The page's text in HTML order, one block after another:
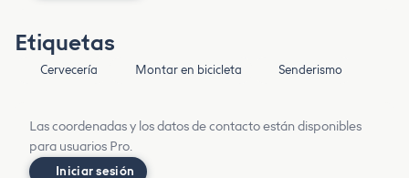
Etiquetas
Cervecería Montar en bicicleta Senderismo
Las coordenadas y los datos de contacto están disponibles
para usuarios Pro.
Iniciar sesión